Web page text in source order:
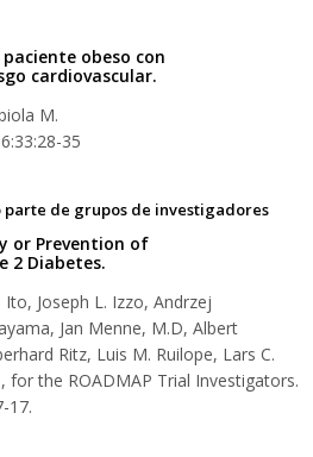
obeso con
cardiovascular.
M.
35
de grupos de investigadores
or Prevention of
2 Diabetes.
Joseph L. Izzo, Andrzej
Jan Menne, M.D, Albert
Ritz, Luis M. Ruilope, Lars C.
for the ROADMAP Trial Investigators.
17.